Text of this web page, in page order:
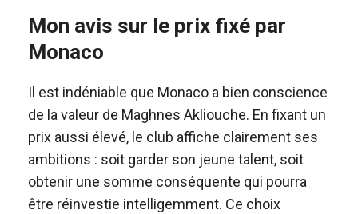
Mon avis sur le prix fixé par
Monaco
Il est indéniable que Monaco a bien conscience
de la valeur de Maghnes Akliouche. En fixant un
prix aussi élevé, le club affiche clairement ses
ambitions : soit garder son jeune talent, soit
obtenir une somme conséquente qui pourra
être réinvestie intelligemment. Ce choix